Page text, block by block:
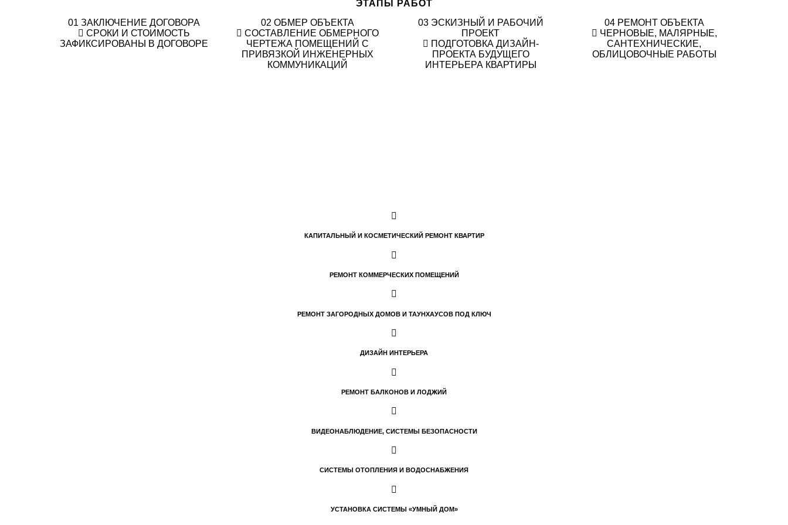
ЭТАПЫ РАБОТ
01 ЗАКЛЮЧЕНИЕ ДОГОВОРА
СРОКИ И СТОИМОСТЬ
ЗАФИКСИРОВАНЫ В ДОГОВОРЕ
02 ОБМЕР ОБЪЕКТА
СОСТАВЛЕНИЕ ОБМЕРНОГО
ЧЕРТЕЖА ПОМЕЩЕНИЙ С
ПРИВЯЗКОЙ ИНЖЕНЕРНЫХ
КОММУНИКАЦИЙ
03 ЭСКИЗНЫЙ И РАБОЧИЙ
ПРОЕКТ
ПОДГОТОВКА ДИЗАЙН-
ПРОЕКТА БУДУЩЕГО
ИНТЕРЬЕРА КВАРТИРЫ
04 РЕМОНТ ОБЪЕКТА
ЧЕРНОВЫЕ, МАЛЯРНЫЕ,
САНТЕХНИЧЕСКИЕ,
ОБЛИЦОВОЧНЫЕ РАБОТЫ
КАПИТАЛЬНЫЙ И КОСМЕТИЧЕСКИЙ РЕМОНТ КВАРТИР
РЕМОНТ КОММЕРЧЕСКИХ ПОМЕЩЕНИЙ
РЕМОНТ ЗАГОРОДНЫХ ДОМОВ И ТАУНХАУСОВ ПОД КЛЮЧ
ДИЗАЙН ИНТЕРЬЕРА
РЕМОНТ БАЛКОНОВ И ЛОДЖИЙ
ВИДЕОНАБЛЮДЕНИЕ, СИСТЕМЫ БЕЗОПАСНОСТИ
СИСТЕМЫ ОТОПЛЕНИЯ И ВОДОСНАБЖЕНИЯ
УСТАНОВКА СИСТЕМЫ «УМНЫЙ ДОМ»